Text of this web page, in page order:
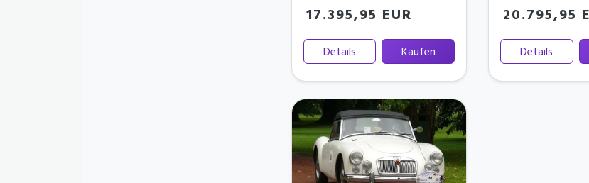
17.395,95 EUR
Details Kaufen
20.795,95
Details